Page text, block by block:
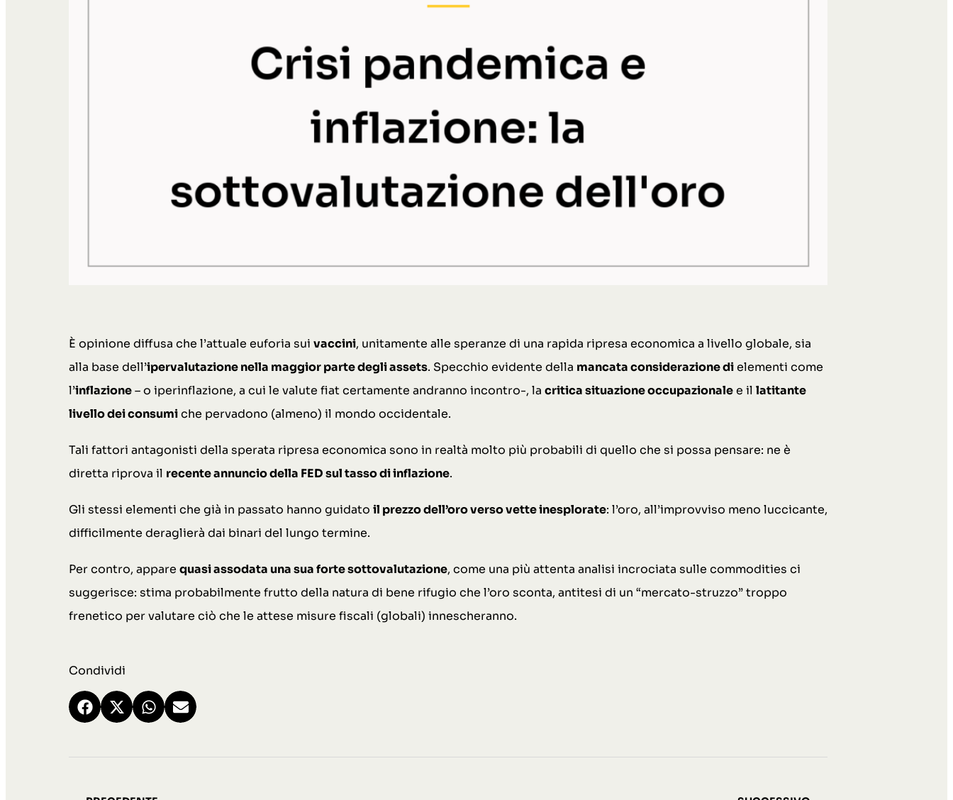
È opinione diffusa che l’attuale euforia sui vaccini, unitamente alle speranze di una rapida ripresa economica a livello globale, sia
alla base dell’ipervalutazione nella maggior parte degli assets. Specchio evidente della mancata considerazione dielementi come
l’inflazione– o iperinflazione, a cui le valute fiat certamente andranno incontro-, la critica situazione occupazionalee il latitante
livello dei consumiche pervadono (almeno) il mondo occidentale.
Tali fattori antagonisti della sperata ripresa economica sono in realtà molto più probabili di quello che si possa pensare: ne è
diretta riprova il recente annuncio della FED sul tasso di inflazione.
Gli stessi elementi che già in passato hanno guidato il prezzo dell’oro verso vette inesplorate: l’oro, all’improvviso meno luccicante,
difficilmente deraglierà dai binari del lungo termine.
Per contro, appare quasi assodata una sua forte sottovalutazione, come una più attenta analisi incrociata sulle commodities ci
suggerisce: stima probabilmente frutto della natura di bene rifugio che l’oro sconta, antitesi di un “mercato-struzzo” troppo
frenetico per valutare ciò che le attese misure fiscali (globali) innescheranno.
Condividi